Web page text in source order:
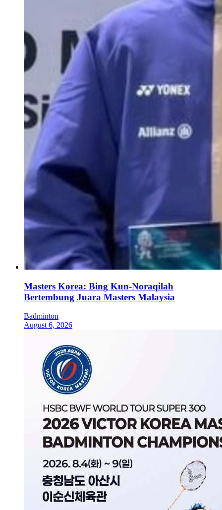
Masters Korea: Bing Kun-Noraqilah
Bertembung Juara Masters Malaysia
Badminton
August 6, 2026